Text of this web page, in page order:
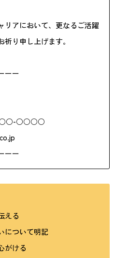
アにおいて、更なるご活躍
祈り申し上げます。
ーー
○○○○
ーー
える
について明記
がける